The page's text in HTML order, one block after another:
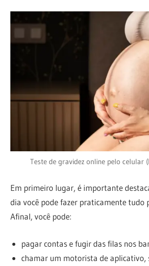
Teste de gravidez online pelo celular
Em primeiro lugar, é importante
dia você pode fazer praticamente tudo
Afinal, você pode:
pagar contas e fugir das filas nos
chamar um motorista de aplicativo,